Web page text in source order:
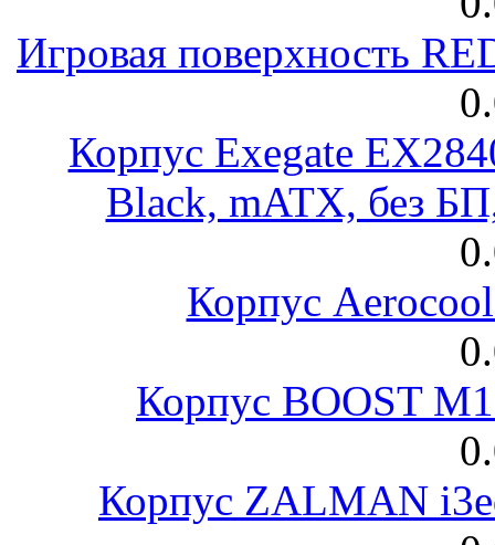
Игровая поверхность
Корпус Exegate
Black, mATX, без
Корпус
Корпус BOOST
Корпус ZALMAN